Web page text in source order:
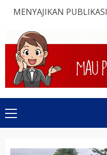
MENYAJIKAN
Primary
Menu